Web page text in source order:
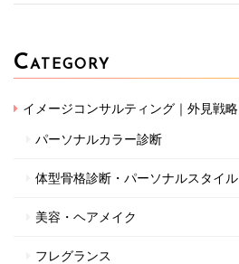
CATEGORY
イメージコンサルティング｜外見戦略
パーソナルカラー診断
体型骨格診断・パーソナルスタイル
美容・ヘアメイク
フレグランス